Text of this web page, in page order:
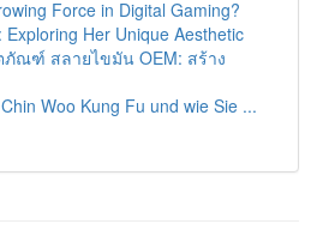
Force in Digital Gaming?
Exploring Her Unique Aesthetic
ภัณฑ์ สลายไขมัน OEM: สร้าง
Woo Kung Fu und wie Sie ...